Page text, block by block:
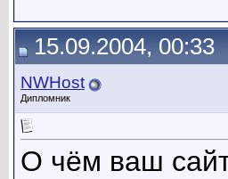
15.09.2004, 00:33
NWHost
Дипломник
О чём ваш